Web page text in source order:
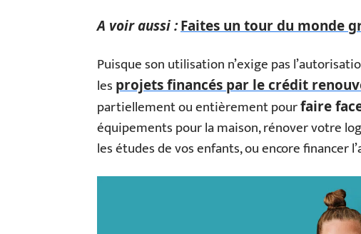
A voir aussi :Faites un tour du monde
Puisque son utilisation n’exige pas
les projets financés par le crédit
partiellement ou entièrement pourfaire
équipements pour la maison, rénover votre
les études de vos enfants, ou encore financer